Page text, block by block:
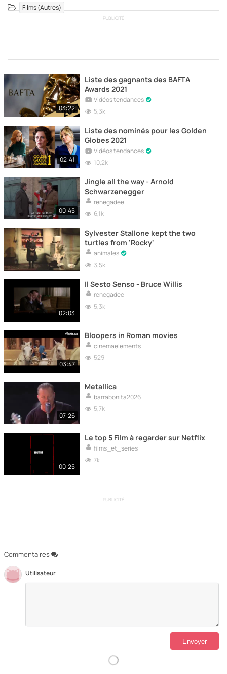
Films (Autres)
PUBLICITÉ
Commentaires
Utilisateur
03:22
Liste des gagnants des BAFTA
Awards 2021
Vidéos tendances
5,3k
02:41
Liste des nominés pour les Golden
Globes 2021
Vidéos tendances
10,2k
00:45
Jingle all the way - Arnold
Schwarzenegger
renegadee
6,1k
Sylvester Stallone kept the two
turtles from 'Rocky'
animales
3,5k
02:03
Il Sesto Senso - Bruce Willis
renegadee
5,3k
03:47
Bloopers in Roman movies
cinemaelements
529
07:26
Metallica
barrabonita2026
5,7k
00:25
Le top 5 Film à regarder sur Netflix
films_et_series
7k
PUBLICITÉ